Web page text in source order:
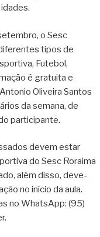
o Sesc
tipos de
Futebol,
é gratuita e
Oliveira Santos
da semana, de
participante.
devem estar
do Sesc Roraima
além disso, deve-
no início da aula.
no WhatsApp: (95)